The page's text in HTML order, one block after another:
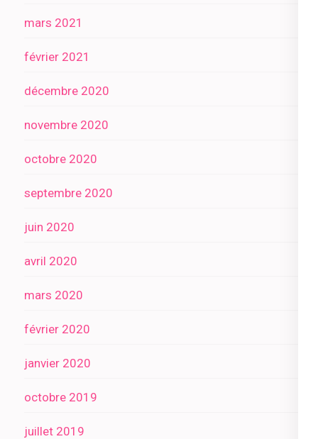
mars 2021
février 2021
décembre 2020
novembre 2020
octobre 2020
septembre 2020
juin 2020
avril 2020
mars 2020
février 2020
janvier 2020
octobre 2019
juillet 2019